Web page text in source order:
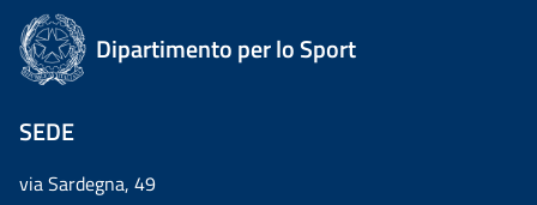
Dipartimento per lo Sport
SEDE
via Sardegna, 49